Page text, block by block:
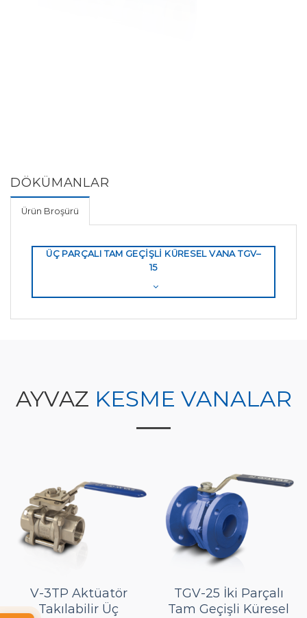
DÖKÜMANLAR
Ürün Broşürü
ÜÇ PARÇALI TAM GEÇİŞLİ KÜRESEL VANA TGV–
15
AYVAZ KESME VANALAR
V-3TP Aktüatör
Takılabilir Üç
TGV-25 İki Parçalı
Tam Geçişli Küresel